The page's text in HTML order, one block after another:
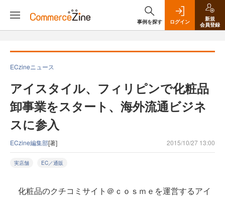
事例を探す ログイン
新規
会員登録
ECzineニュース
アイスタイル、フィリピンで化粧品
卸事業をスタート、海外流通ビジネ
スに参入
ECzine編集部[著] 2015/10/27 13:00
実店舗 EC／通販
化粧品のクチコミサイト＠ｃｏｓｍｅを運営するアイ